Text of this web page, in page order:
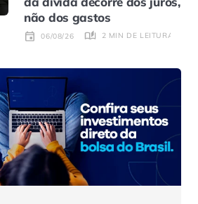
não dos gastos
06/08/26 2 MIN DE LEITURA